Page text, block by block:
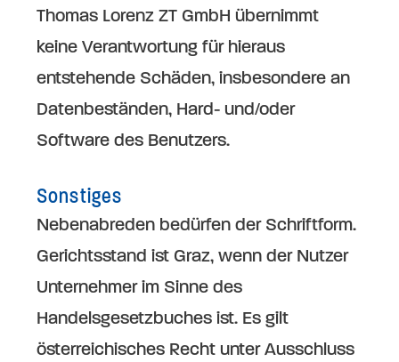
Thomas Lorenz ZT GmbH übernimmt
keine Verantwortung für hieraus
entstehende Schäden, insbesondere an
Datenbeständen, Hard- und/oder
Software des Benutzers.
Sonstiges
Nebenabreden bedürfen der Schriftform.
Gerichtsstand ist Graz, wenn der Nutzer
Unternehmer im Sinne des
Handelsgesetzbuches ist. Es gilt
österreichisches Recht unter Ausschluss